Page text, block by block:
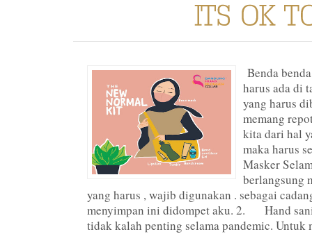
Benda
harus ada di
yang harus
memang
kita dari hal
maka harus
Masker
berlangsung
yang harus , wajib digunakan . sebagai
menyimpan ini didompet aku. 2. Hand
tidak kalah penting selama pandemic. Untuk